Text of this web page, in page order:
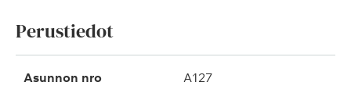
Perustiedot
Asunnon nro A127